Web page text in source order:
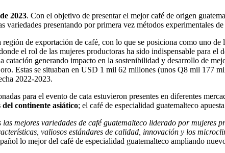
2023. Con el objetivo de presentar el mejor café de origen
variedades presentando por primera vez métodos experimentales
región de exportación de café, con lo que se posiciona como uno
el rol de las mujeres productoras ha sido indispensable para
catación generando impacto en la sostenibilidad y desarrollo de
Estas se situaban en USD 1 mil 62 millones (unos Q8 mil 177
2022-2023.
para el evento de cata estuvieron presentes en diferentes
del continente asiático; el café de especialidad guatemalteco
las mejores variedades de café guatemalteco liderado por
valiosos estándares de calidad, innovación y los
lo mejor del café de especialidad guatemalteco ampliando